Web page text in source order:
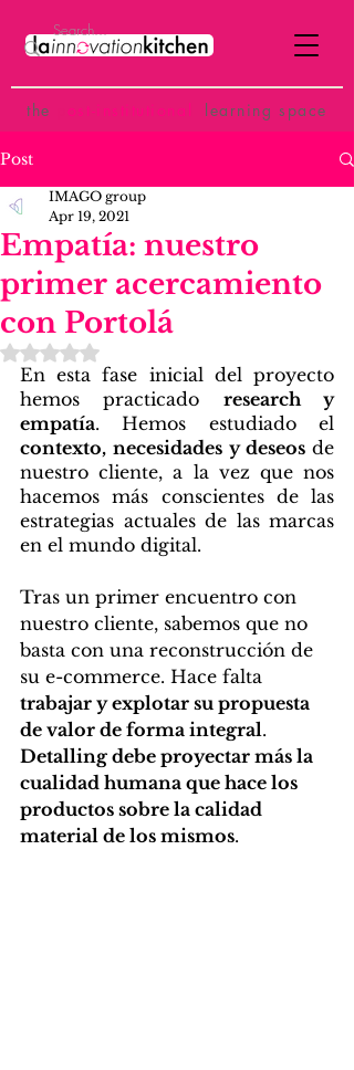
the ost-institutional learning space
Post
Empatía: nuestro
primer acercamiento
con Portolá
IMAGO group
Apr 19, 2021
Rated NaN out of 5 stars.
En esta fase inicial del proyecto
hemos practicado research y
empatía
contexto, necesidades y deseos de
nuestro cliente, a la vez que nos
hacemos más conscientes de las
estrategias actuales de las marcas
en el mundo digital.
Tras un primer encuentro con
nuestro cliente, sabemos que no
basta con una reconstrucción de
su e-commerce. Hace falta
trabajar y explotar su propuesta
de valor de forma integral.
Detalling debe proyectar más la
cualidad humana que hace los
productos sobre la calidad
material de los mismos.